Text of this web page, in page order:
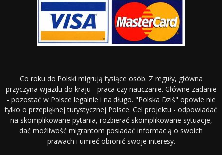
Co roku do Polski migrują tysiące osób. Z reguły, główna
przyczyna wjazdu do kraju - praca czy nauczanie. Główne zadanie
- pozostać w Polsce legalnie i na długo. "Polska Dziś" opowie nie
tylko o przepięknej turystycznej Polsce. Cel projektu - odpowiadać
na skomplikowane pytania, rozbierać skomplikowane sytuacje,
dać możliwość migrantom posiadać informacją o swoich
prawach i umieć obronić swoje interesy.